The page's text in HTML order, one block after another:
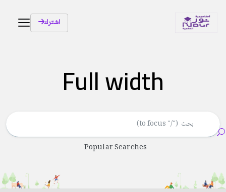
اشترك
Full width
Popular Searches